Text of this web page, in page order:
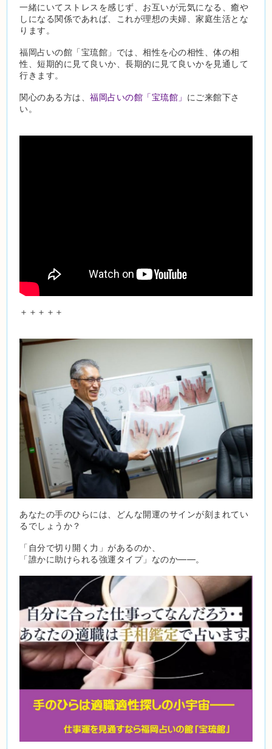
一緒にいてストレスを感じず、お互いが元気になる、癒や
しになる関係であれば、これが理想の夫婦、家庭生活とな
ります。
福岡占いの館「宝琉館」では、相性を心の相性、体の相
性、短期的に見て良いか、長期的に見て良いかを見通して
行きます。
関心のある方は、福岡占いの館「宝琉館」 にご来館下さ
い。
＋＋＋＋＋
あなたの手のひらには、どんな開運のサインが刻まれてい
るでしょうか？
「自分で切り開く力」があるのか、
「誰かに助けられる強運タイプ」なのか――。